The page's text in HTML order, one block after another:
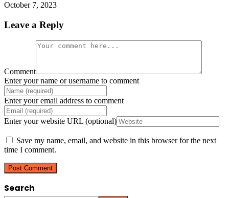
October 7, 2023
Leave a Reply
Comment
Enter your name or username to comment
Enter your email address to comment
Enter your website URL (optional)
Save my name, email, and website in this browser for the next
time I comment.
Search